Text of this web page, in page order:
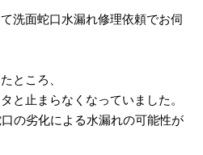
洗面蛇口水漏れ修理依頼でお伺
ところ、
と止まらなくなっていました。
の劣化による水漏れの可能性が